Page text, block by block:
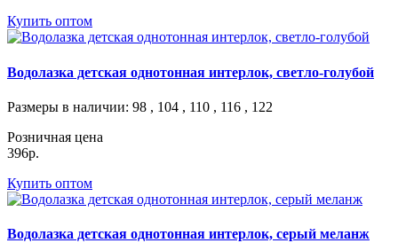
Купить оптом
Водолазка детская однотонная интерлок, светло-голубой
Размеры в наличии: 98 , 104 , 110 , 116 , 122
Розничная цена
396р.
Купить оптом
Водолазка детская однотонная интерлок, серый меланж